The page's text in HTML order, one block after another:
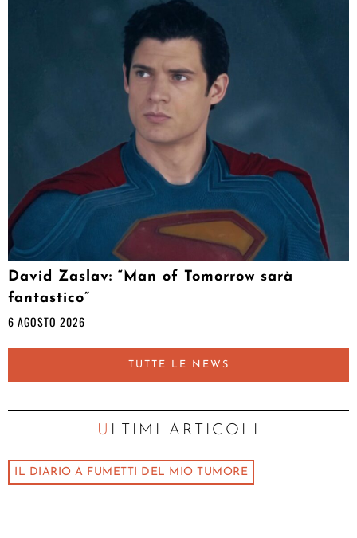
David Zaslav: “Man of Tomorrow sarà
fantastico”
6 AGOSTO 2026
TUTTE LE NEWS
ULTIMI ARTICOLI
IL DIARIO A FUMETTI DEL MIO TUMORE